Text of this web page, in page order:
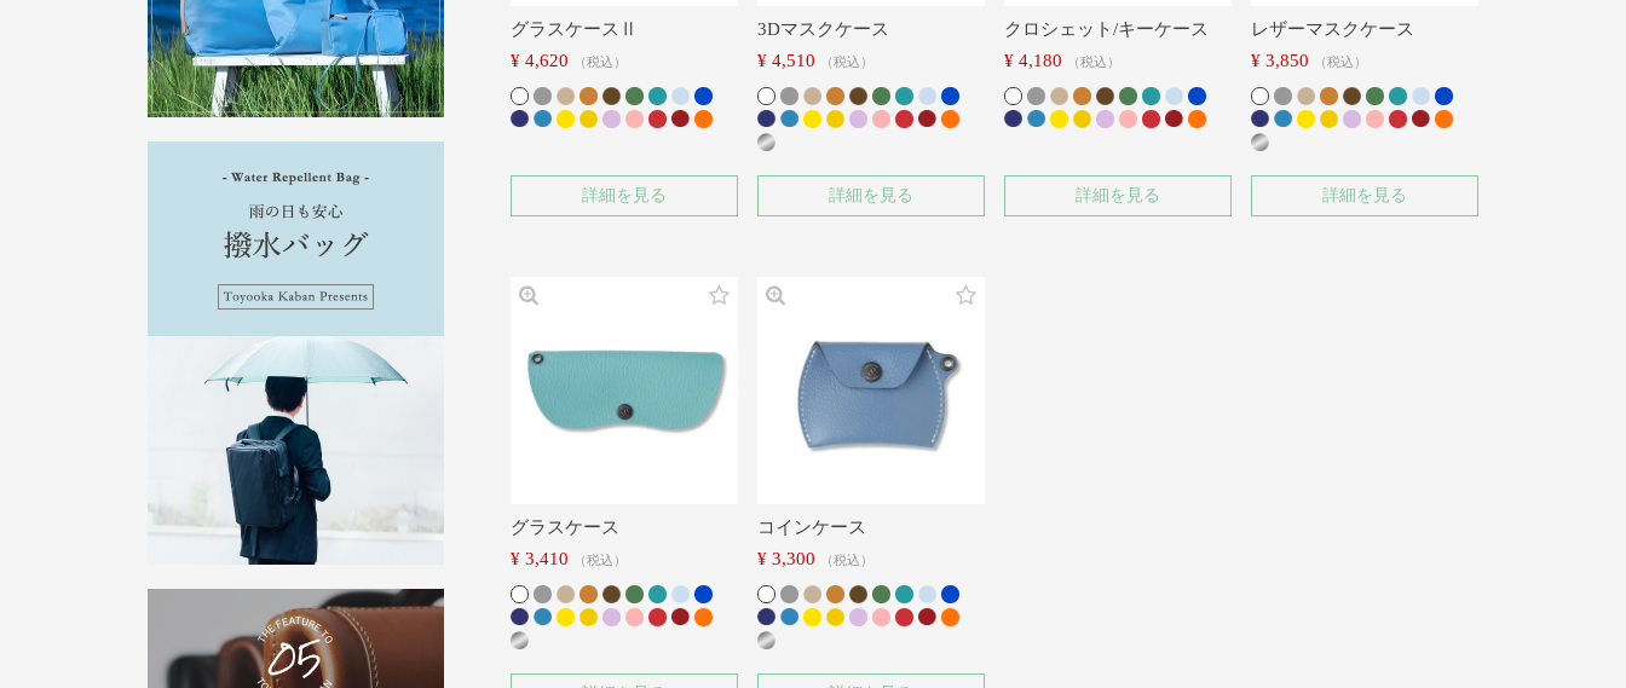
グラスケースⅡ
¥ 4,620 税込
詳細を見る
3Dマスクケース
¥ 4,510 税込
詳細を見る
クロシェット/キーケース
¥ 4,180 税込
詳細を見る
レザーマスクケース
¥ 3,850 税込
詳細を見る
グラスケース
¥ 3,410 税込
コインケース
¥ 3,300 税込